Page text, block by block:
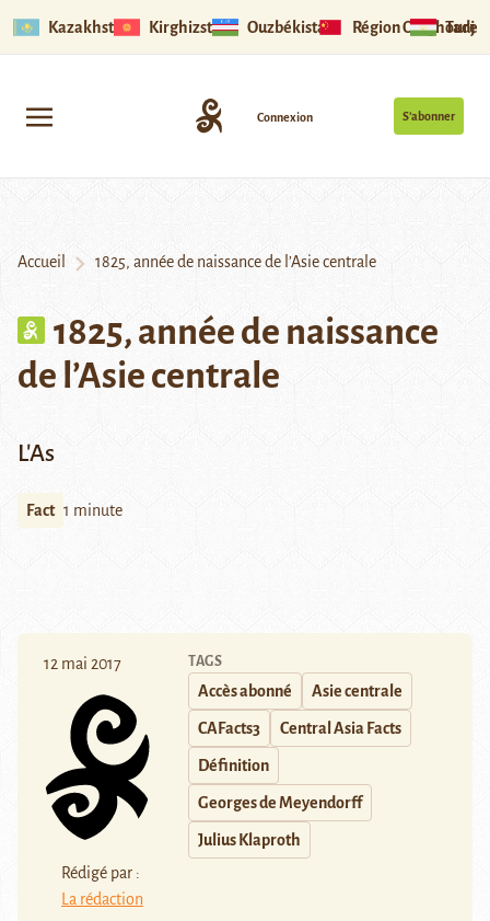
Kazakhstan Kirghizstan Ouzbékistan Région Ouïghoure
S’abonner
Connexion
Accueil 1825, année de naissance de l’Asie centrale
1825, année de naissance
de l’Asie centrale
L'As
Fact 1 minute
12 mai 2017
Rédigé par :
La rédaction
TAGS
Accès abonné Asie centrale
CAFacts3 Central Asia Facts
Définition
Georges de Meyendorff
Julius Klaproth